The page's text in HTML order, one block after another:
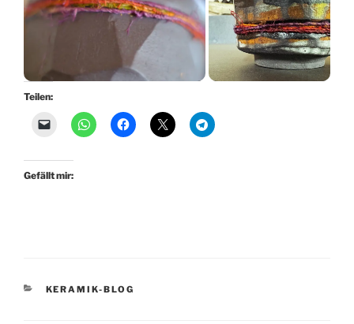
Teilen:
Gefällt mir:
KATEGORIEN
KERAMIK-BLOG